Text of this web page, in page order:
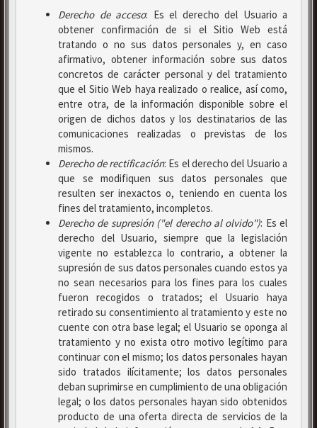
Derecho de acceso: Es el derecho del Usuario a
obtener confirmación de si el Sitio Web está
tratando o no sus datos personales y, en caso
afirmativo, obtener información sobre sus datos
concretos de carácter personal y del tratamiento
que el Sitio Web haya realizado o realice, así como,
entre otra, de la información disponible sobre el
origen de dichos datos y los destinatarios de las
comunicaciones realizadas o previstas de los
mismos.
Derecho de rectificación: Es el derecho del Usuario a
que se modifiquen sus datos personales que
resulten ser inexactos o, teniendo en cuenta los
fines del tratamiento, incompletos.
Derecho de supresión ("el derecho al olvido"): Es el
derecho del Usuario, siempre que la legislación
vigente no establezca lo contrario, a obtener la
supresión de sus datos personales cuando estos ya
no sean necesarios para los fines para los cuales
fueron recogidos o tratados; el Usuario haya
retirado su consentimiento al tratamiento y este no
cuente con otra base legal; el Usuario se oponga al
tratamiento y no exista otro motivo legítimo para
continuar con el mismo; los datos personales hayan
sido tratados ilícitamente; los datos personales
deban suprimirse en cumplimiento de una obligación
legal; o los datos personales hayan sido obtenidos
producto de una oferta directa de servicios de la